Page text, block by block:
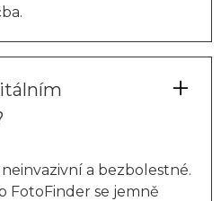
a bezbolestné.
FotoFinder se jemně